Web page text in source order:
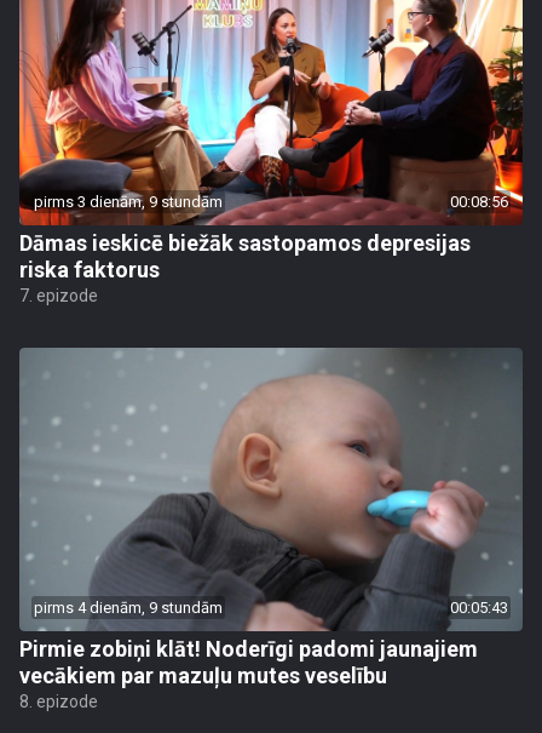
pirms 3 dienām, 9 stundām 00:08:56
Dāmas ieskicē biežāk sastopamos depresijas
riska faktorus
7. epizode
pirms 4 dienām, 9 stundām 00:05:43
Pirmie zobiņi klāt! Noderīgi padomi jaunajiem
vecākiem par mazuļu mutes veselību
8. epizode